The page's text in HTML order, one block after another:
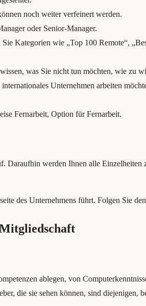
noch weiter verfeinert werden.
oder Senior-Manager.
Kategorien wie „Top 100 Remote“,
was Sie nicht tun möchten, wie zu
Unternehmen arbeiten
Fernarbeit, Option für Fernarbeit.
Daraufhin werden Ihnen alle
des Unternehmens führt. Folgen Sie
ablegen, von
die sie sehen können, sind